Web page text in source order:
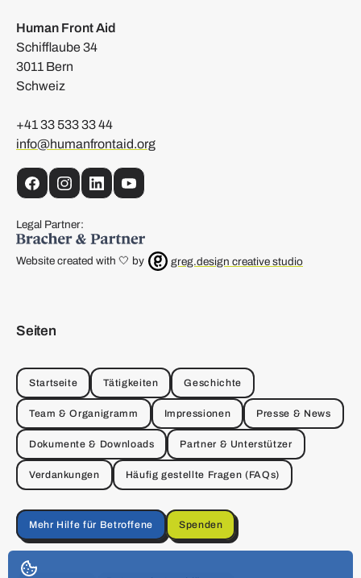
Human Front Aid
Schifflaube 34
3011 Bern
Schweiz
+41 33 533 33 44
info@humanfrontaid.org
FacebookInstagram
LinkedInYouTube
Legal Partner:
Website created with 🤍 by greg.design creative studio
Seiten
Startseite Tätigkeiten Geschichte
Team & Organigramm Impressionen Presse & News
Dokumente & Downloads Partner & Unterstützer
Verdankungen Häufig gestellte Fragen (FAQs)
Mehr Hilfe für Betroffene Spenden